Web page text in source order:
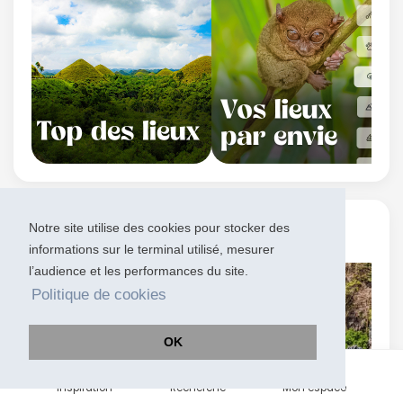
Notre site utilise des cookies pour stocker des
informations sur le terminal utilisé, mesurer
l’audience et les performances du site.
Politique de cookies
OK
Les destinations
Inspiration Recherche Mon espace